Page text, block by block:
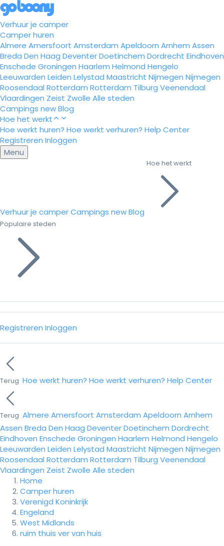
Verhuur je camper
Camper huren
Almere Amersfoort Amsterdam Apeldoorn Arnhem Assen
Breda Den Haag DeventerDoetinchem Dordrecht Eindhoven
Enschede Groningen Haarlem Helmond Hengelo
Leeuwarden Leiden Lelystad Maastricht Nijmegen Nijmegen
Roosendaal Rotterdam Rotterdam Tilburg Veenendaal
Vlaardingen Zeist Zwolle Alle steden
Campings newBlog
Hoe het werkt
Hoe werkt huren? Hoe werkt verhuren? Help Center
Registreren Inloggen
Menu
Verhuur je camperCampings newBlog
Hoe het werkt
Populaire steden
Registreren Inloggen
Terug Hoe werkt huren? Hoe werkt verhuren? Help Center
Terug Almere Amersfoort Amsterdam Apeldoorn Arnhem
Assen Breda Den Haag DeventerDoetinchem Dordrecht
Eindhoven Enschede Groningen Haarlem Helmond Hengelo
Leeuwarden Leiden Lelystad Maastricht Nijmegen Nijmegen
Roosendaal Rotterdam Rotterdam Tilburg Veenendaal
Vlaardingen Zeist Zwolle Alle steden
Home
Camper huren
Verenigd Koninkrijk
Engeland
West Midlands
ruim thuis ver van huis